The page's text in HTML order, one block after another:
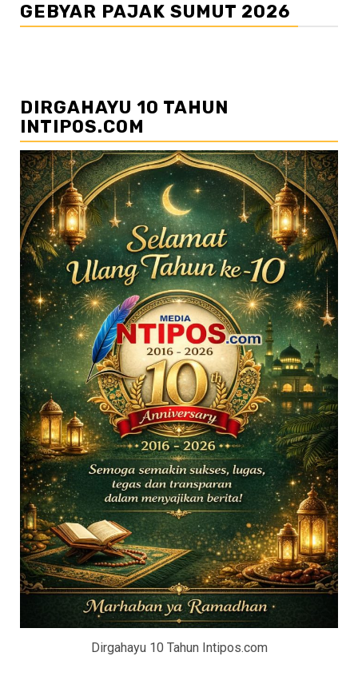
GEBYAR PAJAK SUMUT 2026
DIRGAHAYU 10 TAHUN
INTIPOS.COM
Dirgahayu 10 Tahun Intipos.com